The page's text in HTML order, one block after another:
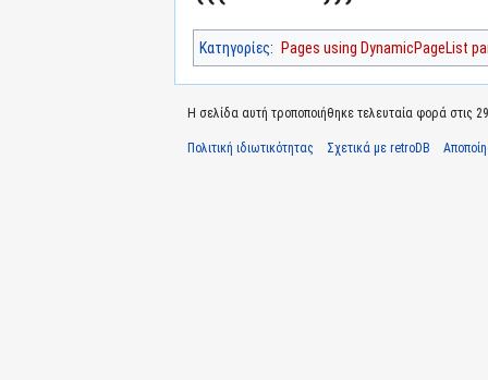
Κατηγορίες: Pages using DynamicPageList
Η σελίδα αυτή τροποποιήθηκε τελευταία φορά στις
Πολιτική ιδιωτικότητας Σχετικά με retroDB